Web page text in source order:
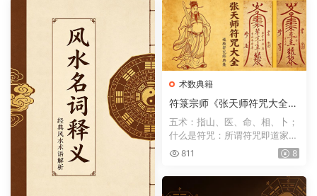
术数典籍
符箓宗师《张天师符咒大全》
符咒术法趋吉避凶方术
五术：指山、医、命、相、卜；
什么是符咒：所谓符咒即道家所
用的“符文咒训”的简称...
811 8